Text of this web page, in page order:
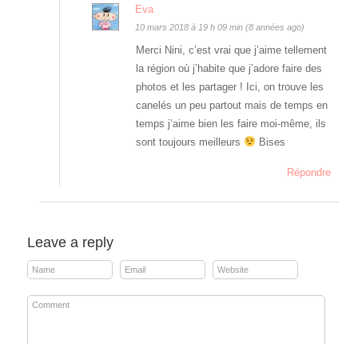
Eva
10 mars 2018 à 19 h 09 min (8 années ago)
Merci Nini, c’est vrai que j’aime tellement
la région où j’habite que j’adore faire des
photos et les partager ! Ici, on trouve les
canelés un peu partout mais de temps en
temps j’aime bien les faire moi-même, ils
sont toujours meilleurs
Bises
Répondre
Leave a reply